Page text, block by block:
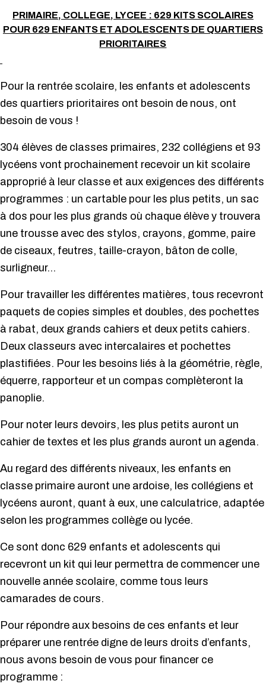
PRIMAIRE, COLLEGE, LYCEE : 629 KITS SCOLAIRES
POUR 629 ENFANTS ET ADOLESCENTS DE QUARTIERS
PRIORITAIRES
Pour la rentrée scolaire, les enfants et adolescents
des quartiers prioritaires ont besoin de nous, ont
besoin de vous !
304 élèves de classes primaires, 232 collégiens et 93
lycéens vont prochainement recevoir un kit scolaire
approprié à leur classe et aux exigences des différents
programmes : un cartable pour les plus petits, un sac
à dos pour les plus grands où chaque élève y trouvera
une trousse avec des stylos, crayons, gomme, paire
de ciseaux, feutres, taille-crayon, bâton de colle,
surligneur…
Pour travailler les différentes matières, tous recevront
paquets de copies simples et doubles, des pochettes
à rabat, deux grands cahiers et deux petits cahiers.
Deux classeurs avec intercalaires et pochettes
plastifiées. Pour les besoins liés à la géométrie, règle,
équerre, rapporteur et un compas complèteront la
panoplie.
Pour noter leurs devoirs, les plus petits auront un
cahier de textes et les plus grands auront un agenda.
Au regard des différents niveaux, les enfants en
classe primaire auront une ardoise, les collégiens et
lycéens auront, quant à eux, une calculatrice, adaptée
selon les programmes collège ou lycée.
Ce sont donc 629 enfants et adolescents qui
recevront un kit qui leur permettra de commencer une
nouvelle année scolaire, comme tous leurs
camarades de cours.
Pour répondre aux besoins de ces enfants et leur
préparer une rentrée digne de leurs droits d’enfants,
nous avons besoin de vous pour financer ce
programme :